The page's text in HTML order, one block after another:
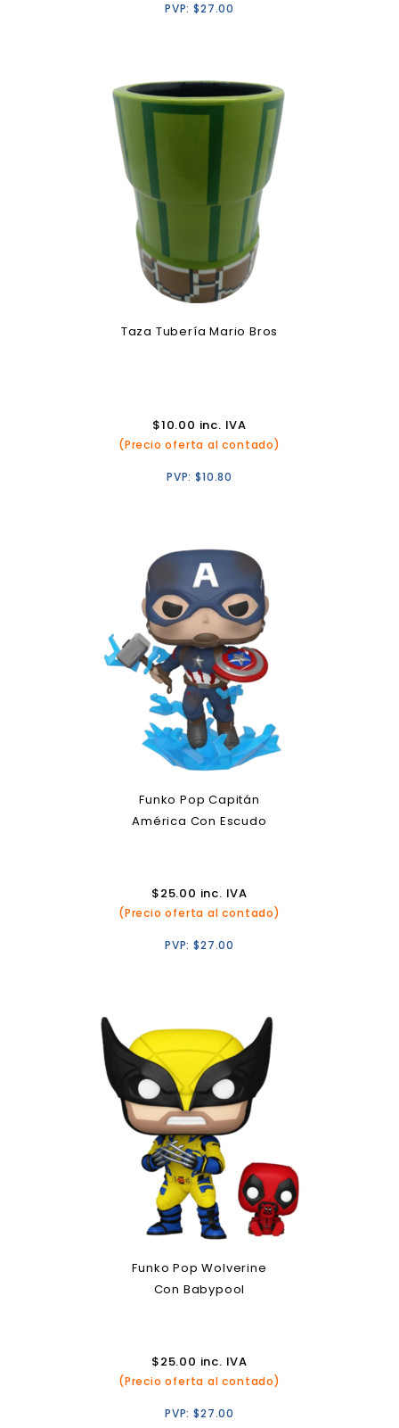
PVP:$27.00
Taza Tubería Mario Bros
$10.00 inc. IVA
(Precio oferta al contado)
PVP:$10.80
Funko Pop Capitán
América Con Escudo
$25.00 inc. IVA
(Precio oferta al contado)
PVP:$27.00
Funko Pop Wolverine
Con Babypool
$25.00 inc. IVA
(Precio oferta al contado)
PVP:$27.00